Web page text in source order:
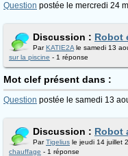
Question postée le mercredi 24
Discussion : Robot
ParKATIE2A le samedi 13
sur la piscine - 1 réponse
Mot clef présent dans :
Question postée le samedi 13
Discussion : Robot
ParTigelius le jeudi 14 juillet
chauffage - 1 réponse